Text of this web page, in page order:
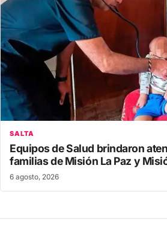
SALTA
Equipos de Salud brindaron
familias de Misión La Paz y
6 agosto, 2026